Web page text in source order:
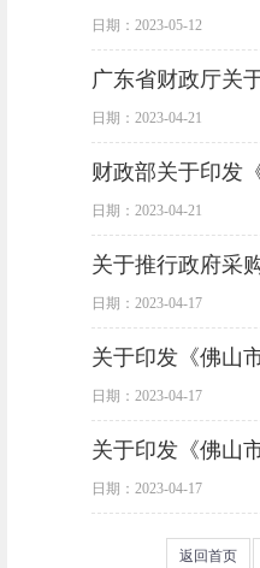
日期：2023-05-12
广东省财政厅关
日期：2023-04-21
财政部关于印发
日期：2023-04-21
关于推行政府采
日期：2023-04-17
关于印发《佛山
日期：2023-04-17
关于印发《佛山
日期：2023-04-17
返回首页